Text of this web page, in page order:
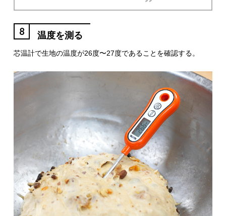
8 温度を測る
芯温計で生地の温度が26度〜27度であることを確認する。